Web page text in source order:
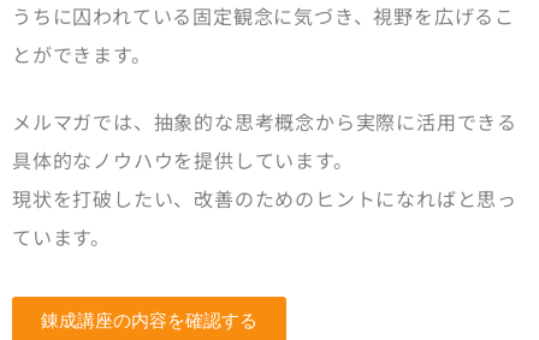
うちに囚われている固定観念に気づき、視野を広げるこ
とができます。
メルマガでは、抽象的な思考概念から実際に活用できる
具体的なノウハウを提供しています。
現状を打破したい、改善のためのヒントになればと思っ
ています。
錬成講座の内容を確認する